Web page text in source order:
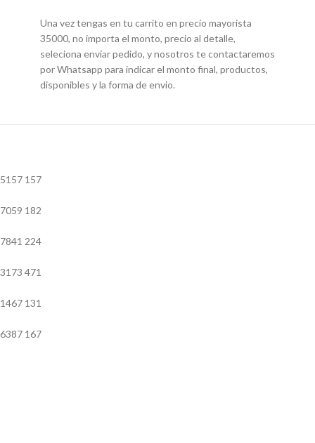
Una vez tengas en tu carrito en precio mayorista
35000, no importa el monto, precio al detalle,
seleciona enviar pedido, y nosotros te contactaremos
por Whatsapp para indicar el monto final, productos,
disponibles y la forma de envio.
5157 157
7059 182
7841 224
3173 471
1467 131
6387 167